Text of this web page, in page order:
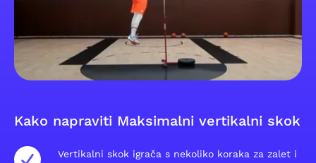
Kako napraviti Maksimalni vertikalni skok
Vertikalni skok igrača s nekoliko koraka za zalet i